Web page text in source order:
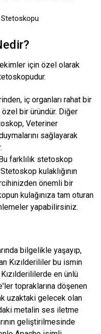
için özel olarak
iç organları rahat bir
bir üründür. Diğer
Veteriner
sağlayarak
farklılık stetoskop
kulaklığının
önemli bir
kulağınıza tam oturan
yapabilirsiniz.
bilgelikle yaşayıp,
Kızılderililer bu ismin
en ünlü
topraklarına döşenen
uzaktaki gelecek olan
metalin ses iletme
geliştirilmesinde